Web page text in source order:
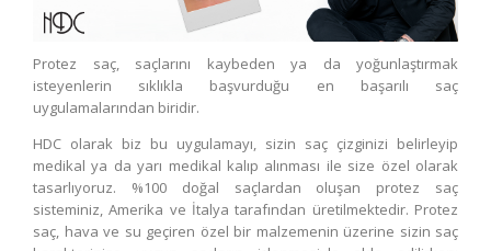
YENİ
İLETİŞİM
Protez saç, saçlarını kaybeden ya da yoğunlaştırmak
isteyenlerin sıklıkla başvurduğu en başarılı saç
uygulamalarından biridir.
HDC olarak biz bu uygulamayı, sizin saç çizginizi belirleyip
medikal ya da yarı medikal kalıp alınması ile size özel olarak
tasarlıyoruz. %100 doğal saçlardan oluşan protez saç
sisteminiz, Amerika ve İtalya tarafından üretilmektedir. Protez
saç, hava ve su geçiren özel bir malzemenin üzerine sizin saç